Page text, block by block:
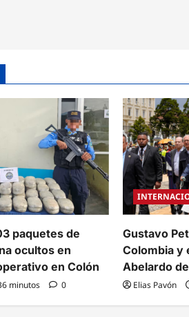
por
el
Libre
paquetes de
ocultos en
en Colón
minutos 0
Gustavo
Colombia y
Abelardo
Elias Pavón